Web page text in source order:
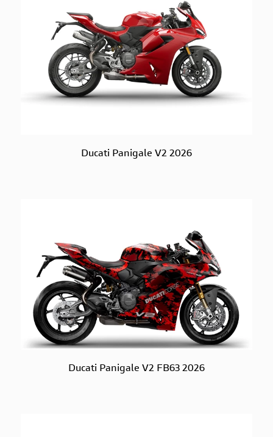
Ducati Panigale V2 2026
Ducati Panigale V2 FB63 2026